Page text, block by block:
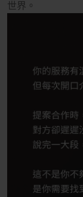
世界。